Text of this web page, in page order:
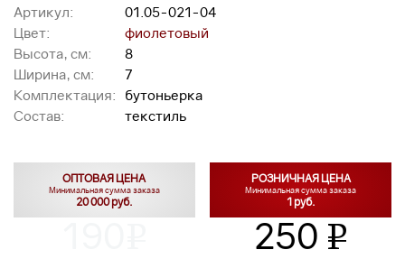
Артикул:
01.05-021-04
Цвет:
фиолетовый
Высота, см:
8
Ширина, см:
7
Комплектация:
бутоньерка
Состав:
текстиль
ОПТОВАЯ ЦЕНА
Минимальная сумма заказа
20 000 руб.
РОЗНИЧНАЯ ЦЕНА
Минимальная сумма заказа
1 руб.
250 v